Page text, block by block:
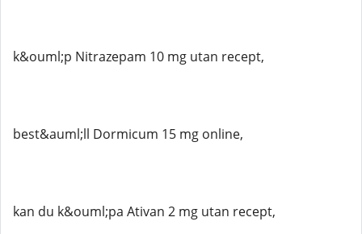
k&ouml;p Nitrazepam 10 mg utan recept,
best&auml;ll Dormicum 15 mg online,
kan du k&ouml;pa Ativan 2 mg utan recept,